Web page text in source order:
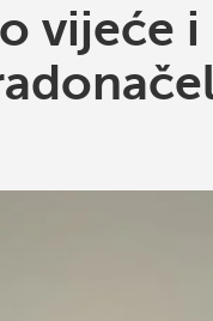
vijeće i